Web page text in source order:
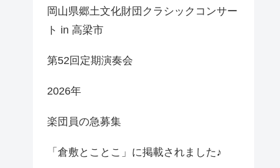
岡山県郷土文化財団クラシックコンサー
ト in 高梁市
第52回定期演奏会
2026年
楽団員の急募集
「倉敷とことこ」に掲載されました♪